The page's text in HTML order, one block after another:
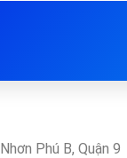
Phú B, Quận 9